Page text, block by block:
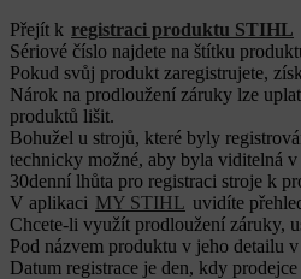
Přejít k registraci produktu STIHL
Sériové číslo najdete na štítku
Pokud svůj produkt zaregistrujete,
Nárok na prodloužení záruky lze
produktů lišit.
Bohužel u strojů, které byly
technicky možné, aby byla viditelná
30denní lhůta pro registraci stroje k
V aplikaci MY STIHL uvidíte
Chcete-li využít prodloužení záruky,
Pod názvem produktu v jeho detailu
Datum registrace je den, kdy